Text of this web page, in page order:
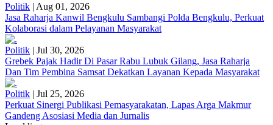
Politik | Aug 01, 2026
Jasa Raharja Kanwil Bengkulu Sambangi Polda Bengkulu, Perkuat
Kolaborasi dalam Pelayanan Masyarakat
Politik | Jul 30, 2026
Grebek Pajak Hadir Di Pasar Rabu Lubuk Gilang, Jasa Raharja
Dan Tim Pembina Samsat Dekatkan Layanan Kepada Masyarakat
Politik | Jul 25, 2026
Perkuat Sinergi Publikasi Pemasyarakatan, Lapas Arga Makmur
Gandeng Asosiasi Media dan Jurnalis